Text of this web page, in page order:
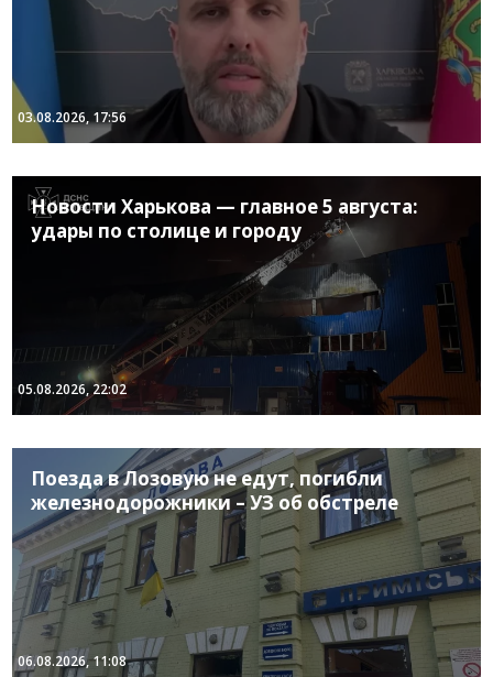
03.08.2026, 17:56
Новости Харькова — главное 5 августа:
удары по столице и городу
05.08.2026, 22:02
Поезда в Лозовую не едут, погибли
железнодорожники – УЗ об обстреле
06.08.2026, 11:08